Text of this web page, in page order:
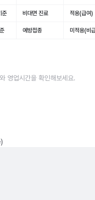
비대면 진료 적용(급여)
예방접종 미적용(비
영업시간을 확인해보세요.